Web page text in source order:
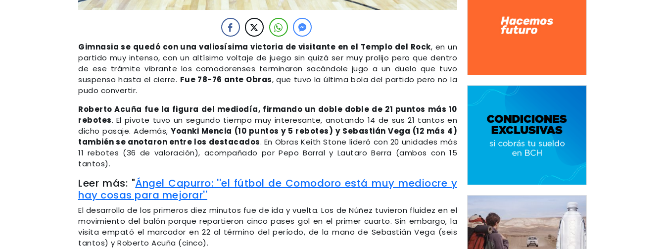
Gimnasia se quedó con una valiosísima victoria de visitante en el Templo del Rock, en un
partido muy intenso, con un altísimo voltaje de juego sin quizá ser muy prolijo pero que dentro
de ese trámite vibrante los comodorenses terminaron sacándole jugo a un duelo que tuvo
suspenso hasta el cierre. Fue 78-76 ante Obras, que tuvo la última bola del partido pero no la
pudo convertir.
Roberto Acuña fue la figura del mediodía, firmando un doble doble de 21 puntos más 10
rebotes. El pivote tuvo un segundo tiempo muy interesante, anotando 14 de sus 21 tantos en
dicho pasaje. Además,Yoanki Mencia (10 puntos y 5 rebotes) y Sebastián Vega (12 más 4)
también se anotaron entre los destacados. En Obras Keith Stone lideró con 20 unidades más
11 rebotes (36 de valoración), acompañado por Pepo Barral y Lautaro Berra (ambos con 15
tantos).
Leer más: "Ángel Capurro: ''el fútbol de Comodoro está muy mediocre y
hay cosas para mejorar''
El desarrollo de los primeros diez minutos fue de ida y vuelta. Los de Núñez tuvieron fluidez en el
movimiento del balón porque repartieron cinco pases gol en el primer cuarto. Sin embargo, la
visita empató el marcador en 22 al término del período, de la mano de Sebastián Vega (seis
tantos) y Roberto Acuña (cinco).